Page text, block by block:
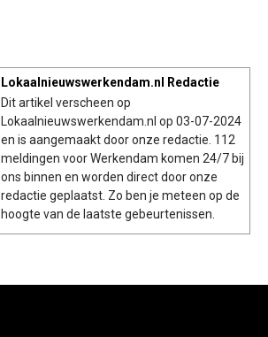
Lokaalnieuwswerkendam.nl Redactie
Dit artikel verscheen op
Lokaalnieuwswerkendam.nl op 03-07-2024
en is aangemaakt door onze redactie. 112
meldingen voor Werkendam komen 24/7 bij
ons binnen en worden direct door onze
redactie geplaatst. Zo ben je meteen op de
hoogte van de laatste gebeurtenissen.